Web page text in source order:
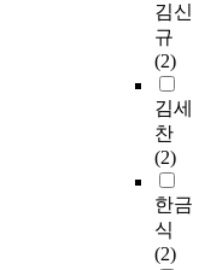
김신
규
(2)
김세
찬
(2)
한금
식
(2)